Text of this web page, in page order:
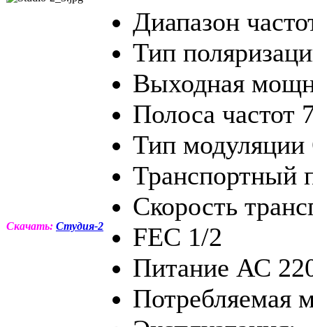
Диапазон
Тип
Выходная
Полоса
Тип
Транспортный
Скорость
FEC 1/2
Питание АС
Потребляемая
Скачать: Студия-2